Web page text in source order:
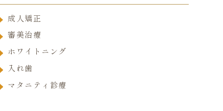
成人矯正
審美治療
ホワイトニング
入れ歯
マタニティ診療